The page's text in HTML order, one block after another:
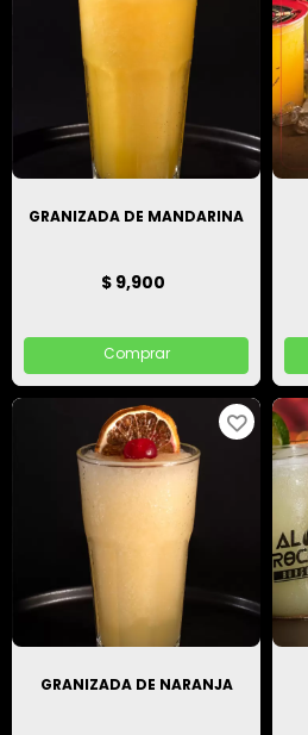
GRANIZADA DE MANDARINA
$ 9,900
Comprar
GRANIZADA DE NARANJA